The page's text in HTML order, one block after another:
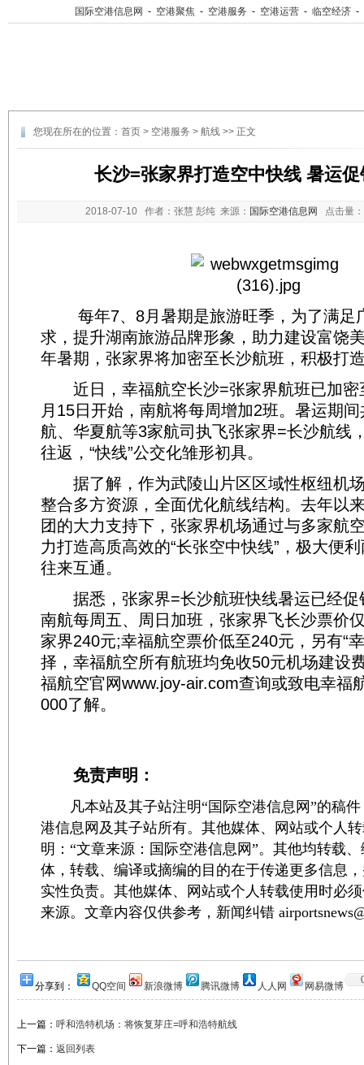
国际空港信息网 - 空港聚焦 - 空港服务 - 空港运营 - 临空经济 -
您现在所在的位置： 首页 > 空港服务 > 航线 >> 正文
长沙=张家界打造空中快线 暑运
2018-07-10 作者：张慧 彭纯 来源： 国际空港信息网 点击量：
每年7、8月暑期是旅游旺季，为了满足
求，提升湖南旅游品牌形象，助力建设富饶
年暑期，张家界将加密至长沙航班，积极打
近日，幸福航空长沙=张家界航班已加密
月15日开始，南航将每周增加2班。暑运期
航、华夏航等3家航司执飞张家界=长沙航线
往返，“快线”公交化雏形初具。
据了解，作为武陵山片区区域性枢纽机
整合多方资源，全面优化航线结构。去年以
团的大力支持下，张家界机场通过与多家航
力打造高质高效的“长张空中快线”，极大便
往来互通。
据悉，张家界=长沙航班快线暑运已经促
南航每周五、周日加班，张家界飞长沙票价
家界240元;幸福航空票价低至240元，另有“
择，幸福航空所有航班均免收50元机场建设
福航空官网www.joy-air.com查询或致电幸福
000了解。
免责声明：
凡本站及其子站注明“国际空港信息网”的稿件
港信息网及其子站所有。其他媒体、网站或个人
明：“文章来源：国际空港信息网”。其他均转载
体，转载、编译或摘编的目的在于传递更多信息
实性负责。其他媒体、网站或个人转载使用时必
来源。文章内容仅供参考，新闻纠错
分享到： QQ空间 新浪微博 腾讯微博 人人网 网易微博
上一篇： 呼和浩特机场：将恢复芽庄=呼和浩特航线
下一篇： 返回列表